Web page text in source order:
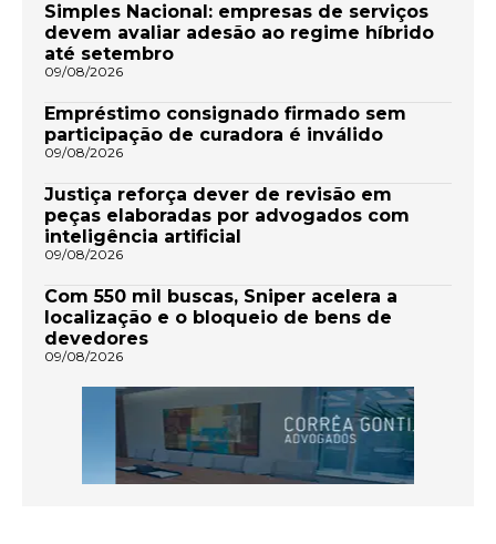
Simples Nacional: empresas de serviços
devem avaliar adesão ao regime híbrido
até setembro
09/08/2026
Empréstimo consignado firmado sem
participação de curadora é inválido
09/08/2026
Justiça reforça dever de revisão em
peças elaboradas por advogados com
inteligência artificial
09/08/2026
Com 550 mil buscas, Sniper acelera a
localização e o bloqueio de bens de
devedores
09/08/2026